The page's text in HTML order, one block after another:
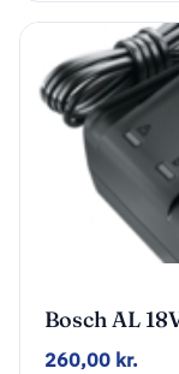
Bosch AL
18V
260,00 kr.